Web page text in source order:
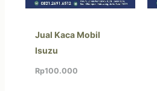
Jual Kaca Mobil
Isuzu
Rp100.000